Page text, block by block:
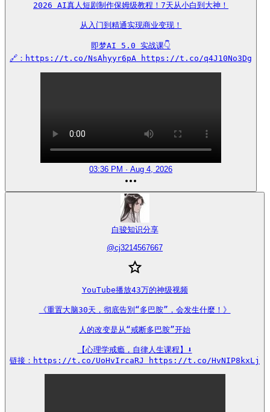
2026 AI真人短剧制作保姆级教程！7天从小白到大神！
从入门到精通实现商业变现！
即梦AI 5.0 实战课👇
🔗：https://t.co/NsAhyyr6pA https://t.co/q4J10No3Dg
03:36 PM · Aug 4, 2026
白骏知识分享
@cj3214567667
YouTube播放43万的神级视频
《重置大脑30天，彻底告別“多巴胺”，会发生什麼！》
人的改变是从“戒断多巴胺”开始
【心理学戒瘾，自律人生课程】⬇️
链接：https://t.co/UoHvIrcaRJ https://t.co/HvNIP8kxLj